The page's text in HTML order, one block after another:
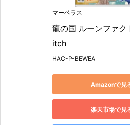
マーベラス
龍の国 ルーンファ
itch
HAC-P-BEWEA
Amazonで見
楽天市場で見